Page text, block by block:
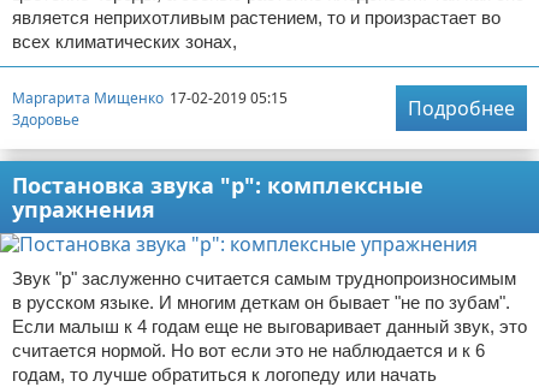
является неприхотливым растением, то и произрастает во
всех климатических зонах,
Маргарита Мищенко 17-02-2019 05:15
Здоровье
Подробнее
Постановка звука "р": комплексные
упражнения
Звук "р" заслуженно считается самым труднопроизносимым
в русском языке. И многим деткам он бывает "не по зубам".
Если малыш к 4 годам еще не выговаривает данный звук, это
считается нормой. Но вот если это не наблюдается и к 6
годам, то лучше обратиться к логопеду или начать